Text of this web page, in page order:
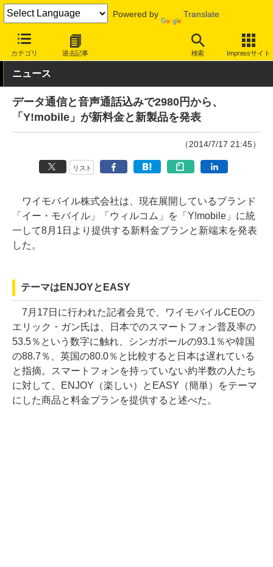
Powered by Translate
カテゴリ 過去記事 検索 Impressサイト
INTERNET Watch サービス/ソフト 携帯回線
ニュース
データ通信と音声通話込みで2980円から、
「Y!mobile」が新料金と新製品を発表
（2014/7/17 21:45）
リスト
ワイモバイル株式会社は、現在展開しているブランド
「イー・モバイル」「ウィルコム」を「Y!mobile」に統
一して8月1日より提供する新料金プランと新端末を発表
した。
テーマはENJOYとEASY
7月17日に行われた記者会見で、ワイモバイルCEOの
エリック・ガン氏は、日本でのスマートフォン普及率の
53.5％という数字に触れ、シンガポールの93.1％や韓国
の88.7％、英国の80.0％と比較すると日本は遅れている
と指摘。スマートフォンを持っていない約半数の人たち
に対して、ENJOY（楽しい）とEASY（簡単）をテーマ
にした商品と料金プランを提供すると述べた。